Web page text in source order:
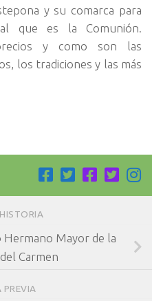
y su comarca para
que es la Comunión.
y como son las
los tradiciones y las más
Mayor de la
Carmen
PREVIA